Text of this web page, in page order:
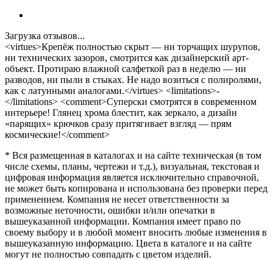
Загрузка отзывов...
<virtues>Крепёж полностью скрыт — ни торчащих шурупов,
ни технических зазоров, смотрится как дизайнерский арт-
объект. Протираю влажной салфеткой раз в неделю — ни
разводов, ни пыли в стыках. Не надо возиться с полиролями,
как с латунными аналогами.</virtues> <limitations>-
</limitations> <comment>Суперски смотрятся в современном
интерьере! Глянец хрома блестит, как зеркало, а дизайн
«парящих» крючков сразу притягивает взгляд — прям
космические!</comment>
* Вся размещенная в каталогах и на сайте техническая (в том
числе схемы, планы, чертежи и т.д.), визуальная, текстовая и
цифровая информация является исключительно справочной,
не может быть копирована и использована без проверки перед
применением. Компания не несет ответственности за
возможные неточности, ошибки и/или опечатки в
вышеуказанной информации. Компания имеет право по
своему выбору и в любой момент вносить любые изменения в
вышеуказанную информацию. Цвета в каталоге и на сайте
могут не полностью совпадать с цветом изделий.